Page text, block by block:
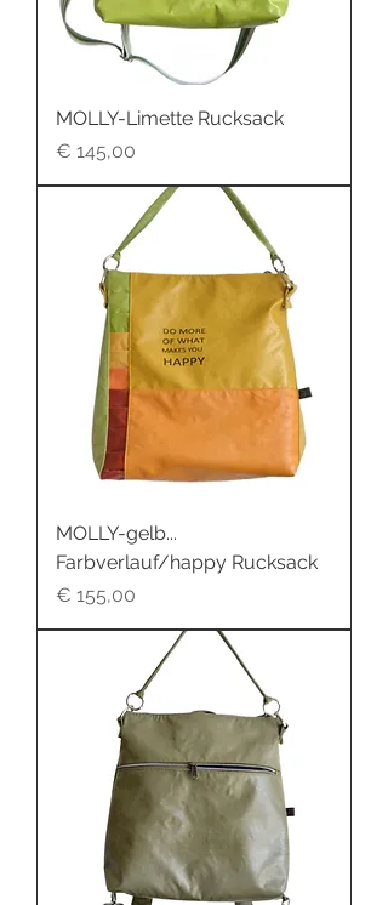
MOLLY-Limette Rucksack
Preis
€ 145,00
MOLLY-gelb...
Farbverlauf/happy Rucksack
Preis
€ 155,00